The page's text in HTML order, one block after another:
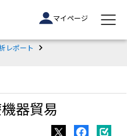
マイページ
レポート
器貿易